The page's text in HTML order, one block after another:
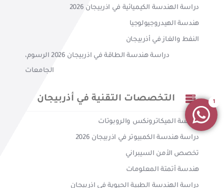
دراسة الهندسة الكيميائية في اذربيجان 2026
هندسة الهيدروجيولوجيا
النفط والغاز في أذربيجان
دراسة هندسة الطاقة في اذربيجان 2026 الرسوم،
الجامعات
التخصصات التقنية في أذربيجان
هندسة الميكاترونكس والروبوتات
دراسة هندسة الكمبيوتر في اذربيجان 2026
تخصص الأمن السيبراني
هندسة أتمتة المعلومات
دراسة الهندسة الطبية الحيوية في اذربيجان
1